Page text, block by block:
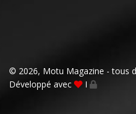
© 2026, Motu Magazine - tous
Développé avec
I